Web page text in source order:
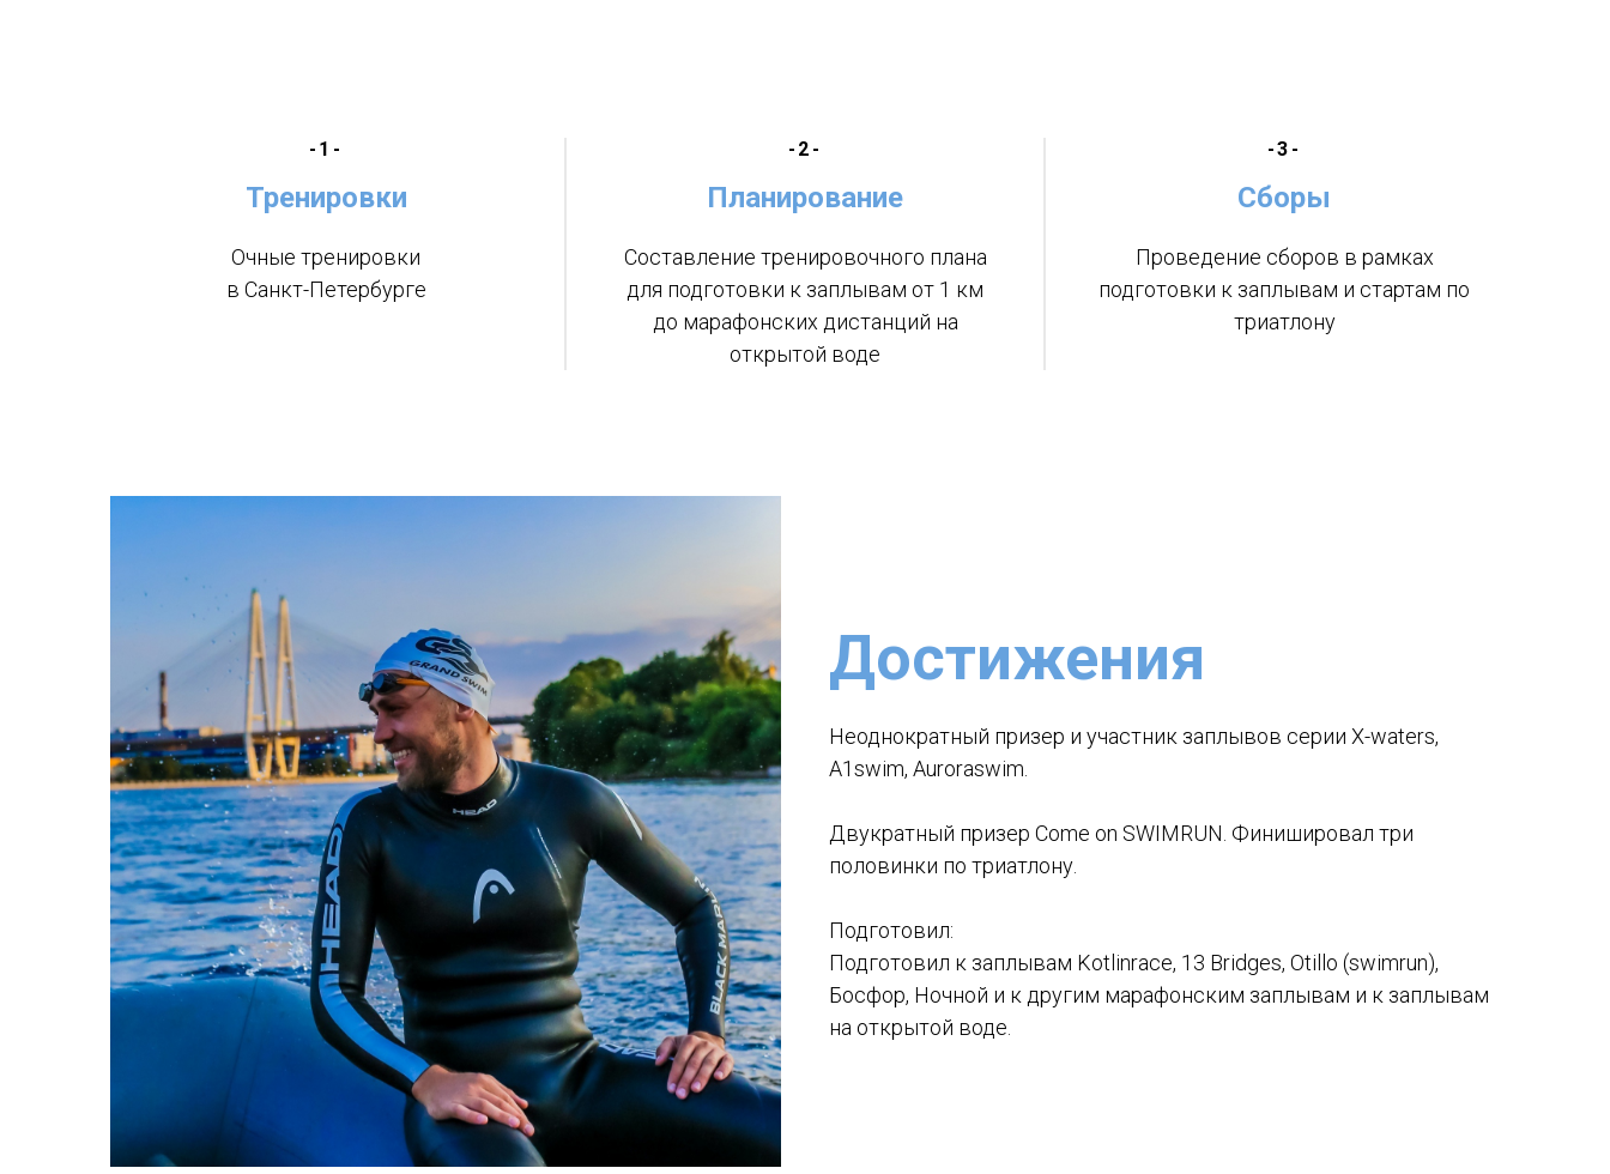
-1-
Тренировки
Очные тренировки
в Санкт-Петербурге
-2-
Планирование
Составление тренировочного плана
для подготовки к заплывам от 1 км
до марафонских дистанций на
открытой воде
-3-
Сборы
Проведение сборов в рамках
подготовки к заплывам и стартам по
триатлону
Достижения
Неоднократный призер и участник заплывов серии X-waters,
А1swim, Auroraswim.
Двукратный призер Come on SWIMRUN. Финишировал три
половинки по триатлону.
Подготовил:
Подготовил к заплывам Kotlinrace, 13 Bridges, Otillo (swimrun),
Босфор, Ночной и к другим марафонским заплывам и к заплывам
на открытой воде.